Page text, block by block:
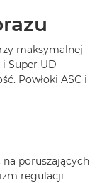
maksymalnej
Super UD
Powłoki ASC i
poruszających
regulacji